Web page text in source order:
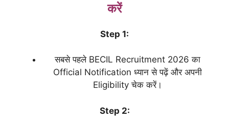
करें
Step 1:
सबसे पहले BECIL Recruitment 2026 का
Official Notification ध्यान से पढ़ें और अपनी
Eligibility चेक करें।
Step 2: